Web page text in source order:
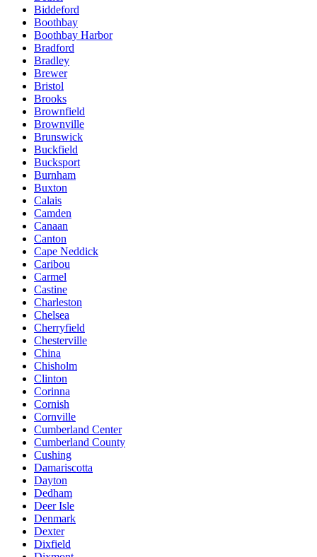
Biddeford
Boothbay
Boothbay Harbor
Bradford
Bradley
Brewer
Bristol
Brooks
Brownfield
Brownville
Brunswick
Buckfield
Bucksport
Burnham
Buxton
Calais
Camden
Canaan
Canton
Cape Neddick
Caribou
Carmel
Castine
Charleston
Chelsea
Cherryfield
Chesterville
China
Chisholm
Clinton
Corinna
Cornish
Cornville
Cumberland Center
Cumberland County
Cushing
Damariscotta
Dayton
Dedham
Deer Isle
Denmark
Dexter
Dixfield